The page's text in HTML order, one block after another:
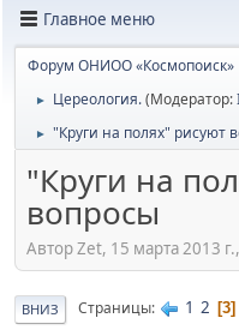
Главное меню
Форум ОНИОО «Космопоиск»
► Цереология.(Модератор:
► "Круги на полях" рисуют
"Круги на
вопросы
Автор Zеt, 15 марта 2013
ВНИЗ Страницы 1 2 3